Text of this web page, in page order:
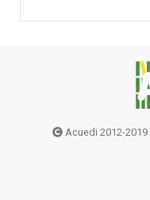
Acuedi 2012-